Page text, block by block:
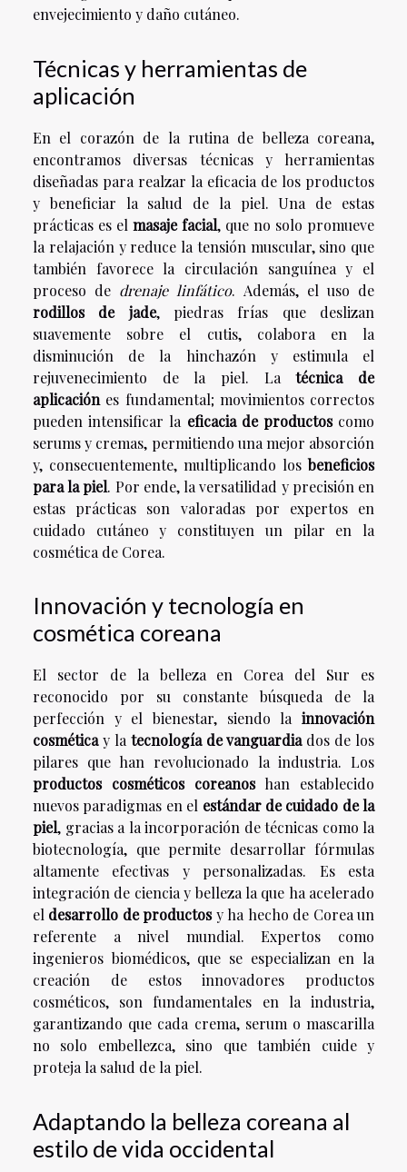
envejecimiento y daño cutáneo.
Técnicas y herramientas de
aplicación
En el corazón de la rutina de belleza coreana,
encontramos diversas técnicas y herramientas
diseñadas para realzar la eficacia de los productos
y beneficiar la salud de la piel. Una de estas
prácticas es el masaje facial, que no solo promueve
la relajación y reduce la tensión muscular, sino que
también favorece la circulación sanguínea y el
proceso de drenaje linfático. Además, el uso de
rodillos de jade, piedras frías que deslizan
suavemente sobre el cutis, colabora en la
disminución de la hinchazón y estimula el
rejuvenecimiento de la piel. Latécnica de
aplicación es fundamental; movimientos correctos
pueden intensificar la eficacia de productoscomo
serums y cremas, permitiendo una mejor absorción
y, consecuentemente, multiplicando losbeneficios
para la piel. Por ende, la versatilidad y precisión en
estas prácticas son valoradas por expertos en
cuidado cutáneo y constituyen un pilar en la
cosmética de Corea.
Innovación y tecnología en
cosmética coreana
El sector de la belleza en Corea del Sur es
reconocido por su constante búsqueda de la
perfección y el bienestar, siendo la innovación
cosméticay la tecnología de vanguardiados de los
pilares que han revolucionado la industria. Los
productos cosméticos coreanoshan establecido
nuevos paradigmas en el estándar de cuidado de la
piel, gracias a la incorporación de técnicas como la
biotecnología, que permite desarrollar fórmulas
altamente efectivas y personalizadas. Es esta
integración de ciencia y belleza la que ha acelerado
el desarrollo de productosy ha hecho de Corea un
referente a nivel mundial. Expertos como
ingenieros biomédicos, que se especializan en la
creación de estos innovadores productos
cosméticos, son fundamentales en la industria,
garantizando que cada crema, serum o mascarilla
no solo embellezca, sino que también cuide y
proteja la salud de la piel.
Adaptando la belleza coreana al
estilo de vida occidental